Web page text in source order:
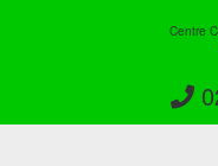
Centre